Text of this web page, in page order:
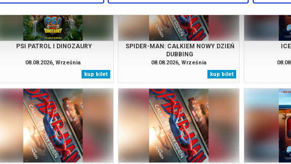
PSI PATROL I DINOZAURY
08.08.2026, Września
kup bilet
SPIDER-MAN: CAŁKIEM NOWY DZIEŃ
DUBBING
08.08.2026, Września
kup bilet